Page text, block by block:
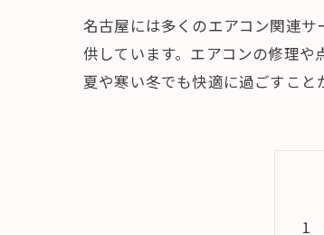
名古屋には多くのエアコン関連
供しています。エアコンの修理
夏や寒い冬でも快適に過ごすこと